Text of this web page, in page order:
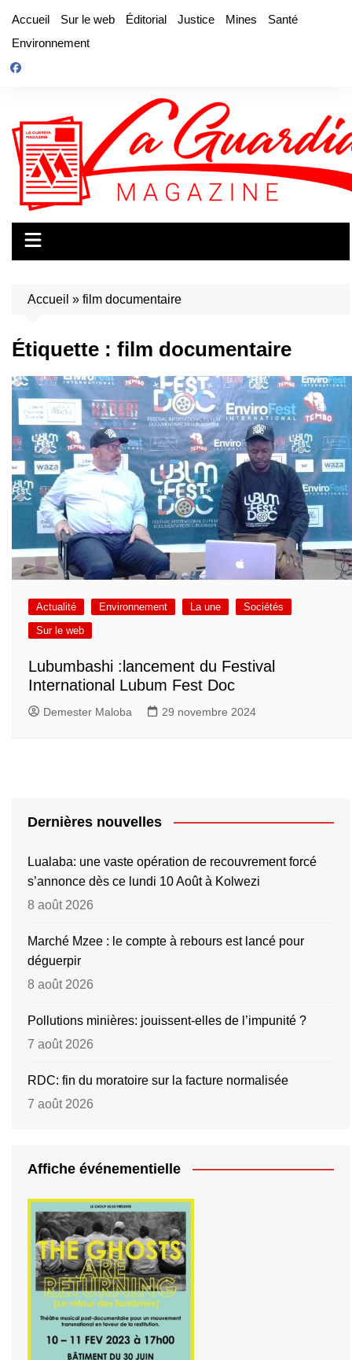
contenu
Accueil Sur le web Éditorial Justice Mines
Santé
Environnement
Accueil » film documentaire
Étiquette : film documentaire
Actualité Environnement La une
Sociétés
Sur le web
Lubumbashi :lancement du Festival
International Lubum Fest Doc
Demester Maloba 29 novembre 2024
Dernières nouvelles
Lualaba: une vaste opération de recouvrement forcé
s’annonce dès ce lundi 10 Août à Kolwezi
8 août 2026
Marché Mzee : le compte à rebours est lancé pour
déguerpir
8 août 2026
Pollutions minières: jouissent-elles de l’impunité ?
7 août 2026
RDC: fin du moratoire sur la facture normalisée
7 août 2026
Affiche événementielle